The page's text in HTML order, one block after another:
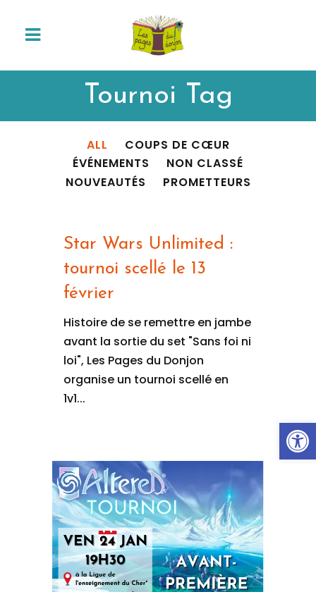
Ouvrir
Tournoi Tag
ALL
COUPS DE CŒUR
ÉVÉNEMENTS
NON CLASSÉ
NOUVEAUTÉS
PROMETTEURS
Star Wars Unlimited :
tournoi scellé le 13
février
Histoire de se remettre en jambe
avant la sortie du set "Sans foi ni
loi", Les Pages du Donjon
organise un tournoi scellé en
1v1...